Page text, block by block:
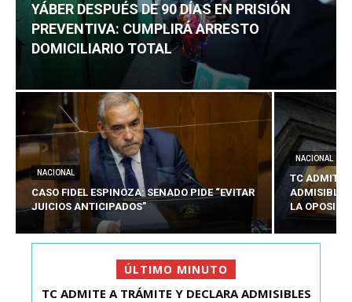
YÁBER DESPUÉS DE 90 DÍAS EN PRISIÓN
PREVENTIVA: CUMPLIRÁ ARRESTO
DOMICILIARIO TOTAL
NACIONAL
CASO FIDEL ESPINOZA: SENADO PIDE “EVITAR
JUICIOS ANTICIPADOS”
NACIONAL
TC ADMITE
ADMISIBLES
LA
ÚLTIMO MINUTO
EXDIPUTADO LAVÍN SALIÓ DE CAPITÁN YÁBER
TC ADMITE A TRÁMITE Y DECLARA ADMISIBLES